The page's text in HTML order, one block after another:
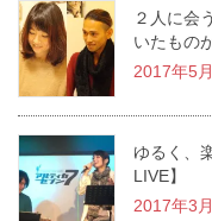
２人に会
いたもの
2017年5
ゆるく、
LIVE】
2017年3